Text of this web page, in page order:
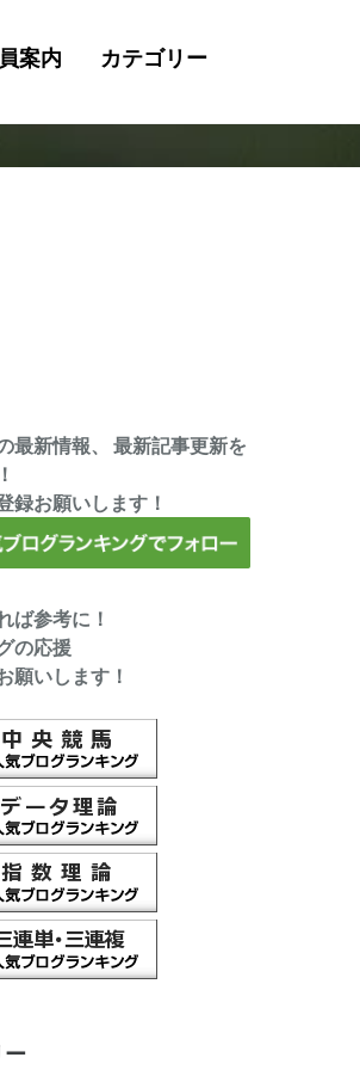
案内 カテゴリー
最新情報、 最新記事更新を
録お願いします！
ば参考に！
の応援
願いします！
ー